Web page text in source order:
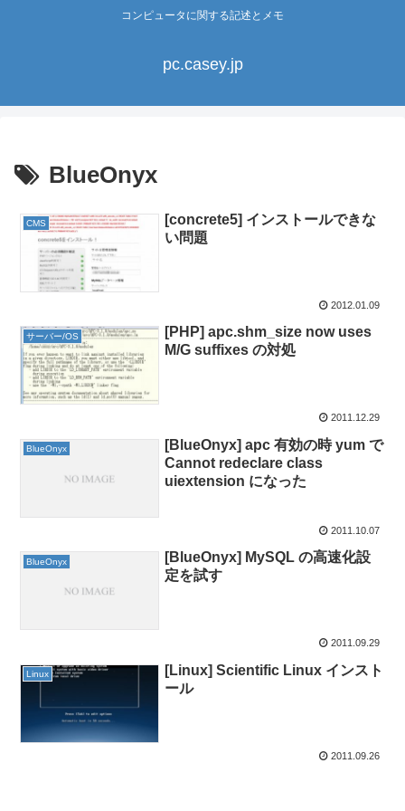
コンピュータに関する記述とメモ
pc.casey.jp
BlueOnyx
CMS
[concrete5] インストールできな
い問題
2012.01.09
サーバー/OS
[PHP] apc.shm_size now uses
M/G suffixes の対処
2011.12.29
BlueOnyx
[BlueOnyx] apc 有効の時 yum で
Cannot redeclare class
uiextension になった
2011.10.07
BlueOnyx
[BlueOnyx] MySQL の高速化設
定を試す
2011.09.29
Linux
[Linux] Scientific Linux インスト
ール
2011.09.26